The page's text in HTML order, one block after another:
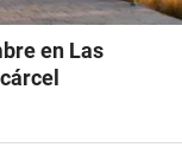
en Las